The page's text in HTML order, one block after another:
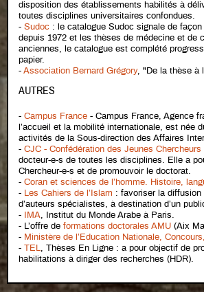
disposition des établissements habilités à
toutes disciplines universitaires confondues.
- Sudoc : le catalogue Sudoc signale de
depuis 1972 et les thèses de médecine et de
anciennes, le catalogue est complété
papier.
- Association Bernard Grégory, "De la thèse à
AUTRES
- Campus France - Campus France, Agence
l’accueil et la mobilité internationale, est née
activités de la Sous-direction des Affaires
- CJC - Confédération des Jeunes Chercheurs
docteur-e-s de toutes les disciplines. Elle a
Chercheur-e-s et de promouvoir le doctorat.
- Coran et sciences de l’homme. Histoire,
- Les Cahiers de l’Islam : favoriser la diffusion
d’auteurs spécialistes, à destination d’un
-
IMA, Institut du Monde Arabe à Paris.
- L’offre de formations doctorales AMU (Aix
- Ministère de l’Education Nationale,
- TEL, Thèses En Ligne : a pour objectif de
habilitations à diriger des recherches (HDR).